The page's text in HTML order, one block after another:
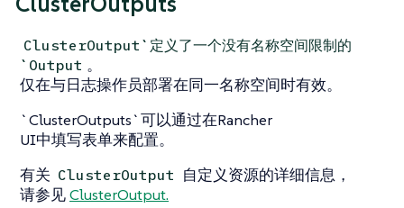
ClusterOutput`定义了一个没有名称空间限制的
`Output 。
仅在与日志操作员部署在同一名称空间时有效。
`ClusterOutputs`可以通过在Rancher
UI中填写表单来配置。
有关 ClusterOutput 自定义资源的详细信息，
请参见ClusterOutput.